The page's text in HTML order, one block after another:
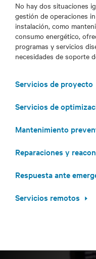
No hay dos situaciones
gestión de operaciones
instalación, como
consumo energético,
programas y servicios
necesidades de soporte
Servicios de proyecto
Servicios de
Mantenimiento
Reparaciones y
Respuesta ante
Servicios remotos